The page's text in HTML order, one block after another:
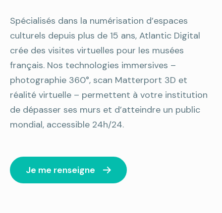
Spécialisés dans la numérisation d’espaces
culturels depuis plus de 15 ans, Atlantic Digital
crée des visites virtuelles pour les musées
français. Nos technologies immersives –
photographie 360°, scan Matterport 3D et
réalité virtuelle – permettent à votre institution
de dépasser ses murs et d’atteindre un public
mondial, accessible 24h/24.
Je me renseigne